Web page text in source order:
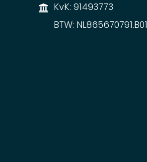
KvK: 91493773
BTW: NL865670791.B01